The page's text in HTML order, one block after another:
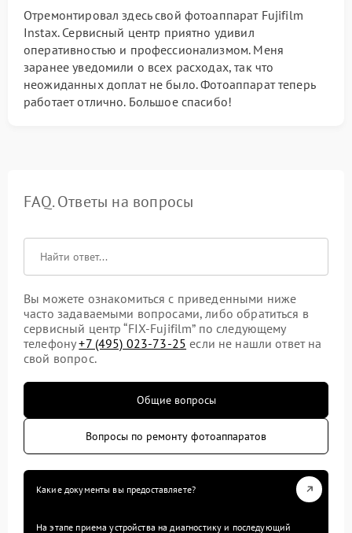
Отремонтировал здесь свой фотоаппарат Fujifilm
Instax. Сервисный центр приятно удивил
оперативностью и профессионализмом. Меня
заранее уведомили о всех расходах, так что
неожиданных доплат не было. Фотоаппарат теперь
работает отлично. Большое спасибо!
FAQ. Ответы на вопросы
Вы можете ознакомиться с приведенными ниже
часто задаваемыми вопросами, либо обратиться в
сервисный центр “FIX-Fujifilm” по следующему
телефону+7 (495) 023-73-25 если не нашли ответ на
свой вопрос.
Общие вопросы
Вопросы по ремонту фотоаппаратов
Какие документы вы предоставляете?
На этапе приема устройства на диагностику и последующий